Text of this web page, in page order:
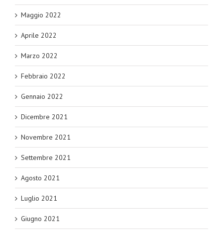
Maggio 2022
Aprile 2022
Marzo 2022
Febbraio 2022
Gennaio 2022
Dicembre 2021
Novembre 2021
Settembre 2021
Agosto 2021
Luglio 2021
Giugno 2021